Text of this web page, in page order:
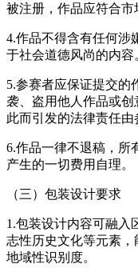
被注册，作品应符合市
4.作品不得含有任何涉
于社会道德风尚的内容
5.参赛者应保证提交的
袭、盗用他人作品或
此而引发的法律责任由
6.作品一律不退稿，所
产生的一切费用自理。
（三）包装设计要求
1.包装设计内容可融入
志性历史文化等元素
地域性识别度。